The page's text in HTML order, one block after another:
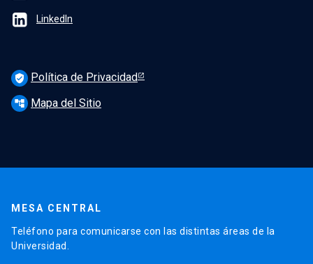
LinkedIn
verified_user Política de Privacidad
account_tree Mapa del Sitio
MESA CENTRAL
Teléfono para comunicarse con las distintas áreas de la
Universidad.